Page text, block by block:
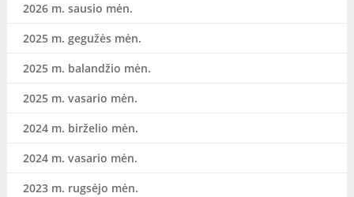
2026 m. sausio mėn.
2025 m. gegužės mėn.
2025 m. balandžio mėn.
2025 m. vasario mėn.
2024 m. birželio mėn.
2024 m. vasario mėn.
2023 m. rugsėjo mėn.